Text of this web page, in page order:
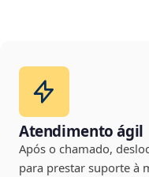
Atendimento ágil
Após o chamado,
para prestar suporte à